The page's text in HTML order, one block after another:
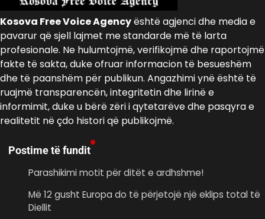
Kosova Free Voice Agencyështë agjenci dhe media e
pavarur që sjell lajmet me standarde më të larta
profesionale. Ne hulumtojmë, verifikojmë dhe raportojmë
fakte të sakta, duke ofruar informacion të besueshëm
dhe të paanshëm për publikun. Angazhimi ynë është të
ruajmë transparencën, integritetin dhe lirinë e
informimit, duke u bërë zëri i qytetarëve dhe pasqyra e
realitetit në çdo histori që publikojmë.
Postime të fundit
Parashikimi motit për ditët e ardhshme!
Më 12 gusht Europa do të përjetojë një eklips total të
Diellit